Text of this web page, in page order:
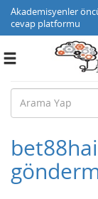
Akademisyenler
cevap platformu
Toggle